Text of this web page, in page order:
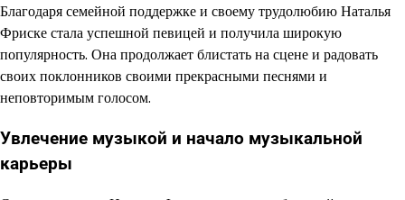
Благодаря семейной поддержке и своему трудолюбию Наталья
Фриске стала успешной певицей и получила широкую
популярность. Она продолжает блистать на сцене и радовать
своих поклонников своими прекрасными песнями и
неповторимым голосом.
Увлечение музыкой и начало музыкальной
карьеры